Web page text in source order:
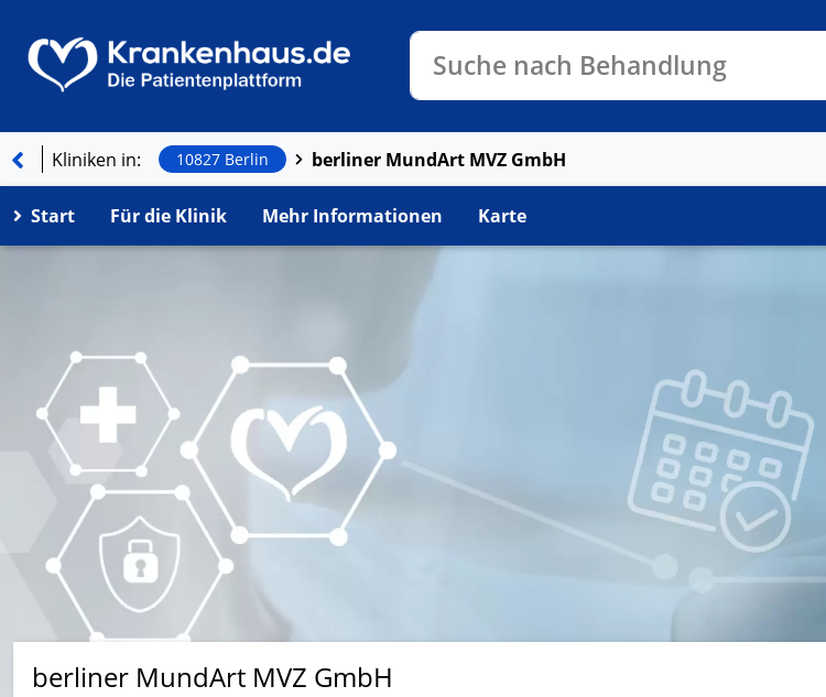
Suche nach Behandlung
Kliniken in: 10827 Berlin berliner MundArt MVZ GmbH
Start Für die Klinik Mehr Informationen Karte
berliner MundArt MVZ GmbH